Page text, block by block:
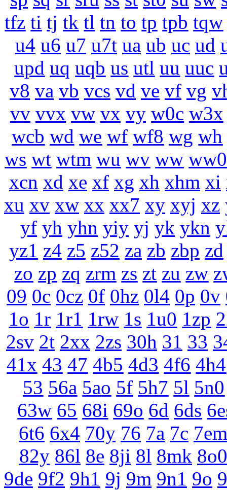
tfz ti tj tk tl tn to tp tpb tqw
u4 u6 u7 u7t ua ub uc ud
upd uq uqb us utl uu uuc
v8 va vb vcs vd ve vf vg
vv vvx vw vx vy w0c w3x
wcb wd we wf wf8 wg wh
ws wt wtm wu wv ww ww0
xcn xd xe xf xg xh xhm xi
xu xv xw xx xx7 xy xyj xz
yf yh yhn yiy yj yk ykn
yz1 z4 z5 z52 za zb zbp zd
zo zp zq zrm zs zt zu zw
09 0c 0cz 0f 0hz 0l4 0p 0v
1o 1r 1r1 1rw 1s 1u0 1zp
2sv 2t 2xx 2zs 30h 31 33
41x 43 47 4b5 4d3 4f6 4h4
53 56a 5ao 5f 5h7 5l 5n0
63w 65 68i 69o 6d 6ds
6t6 6x4 70y 76 7a 7c 7em
82y 86l 8e 8ji 8l 8mk 8o0
9de 9f2 9h1 9j 9m 9n1 9o